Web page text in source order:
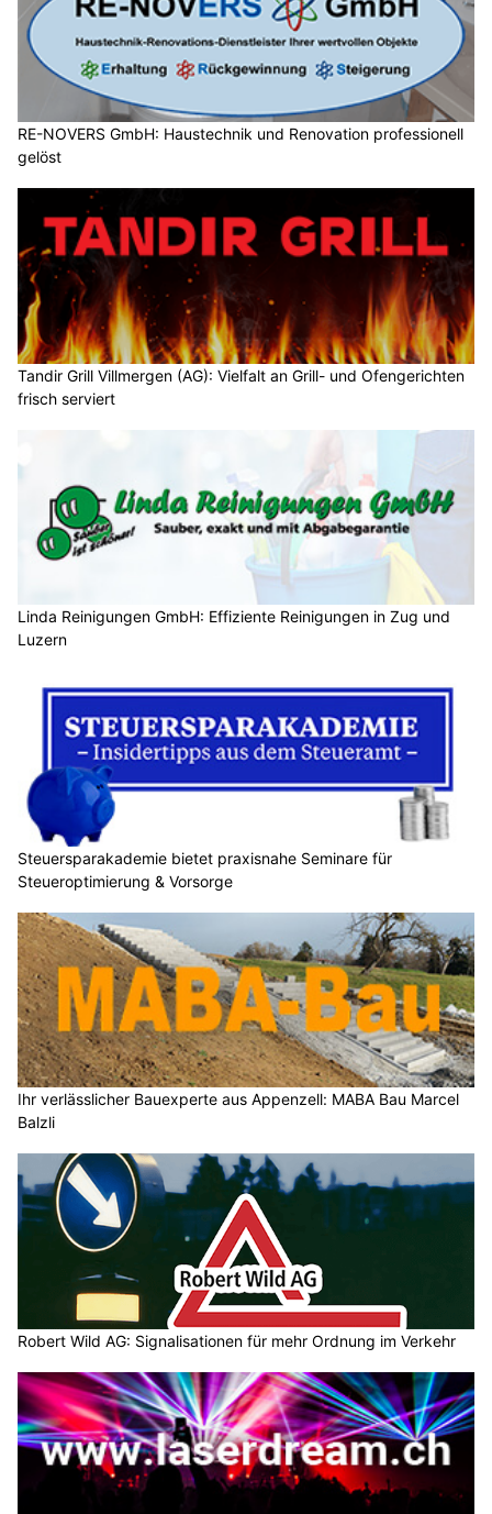
RE-NOVERS GmbH: Haustechnik und Renovation professionell
gelöst
Tandir Grill Villmergen (AG): Vielfalt an Grill- und Ofengerichten
frisch serviert
Linda Reinigungen GmbH: Effiziente Reinigungen in Zug und
Luzern
Steuersparakademie bietet praxisnahe Seminare für
Steueroptimierung & Vorsorge
Ihr verlässlicher Bauexperte aus Appenzell: MABA Bau Marcel
Balzli
Robert Wild AG: Signalisationen für mehr Ordnung im Verkehr